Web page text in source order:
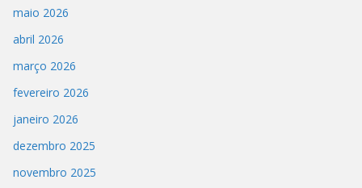
maio 2026
abril 2026
março 2026
fevereiro 2026
janeiro 2026
dezembro 2025
novembro 2025